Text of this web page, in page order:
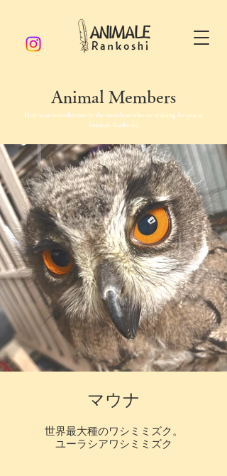
Animal Members
Here is an introduction to the members who are waiting for you at
Animale Rankoshi.
マウナ
世界最大種のワシミミズク。
ユーラシアワシミミズク